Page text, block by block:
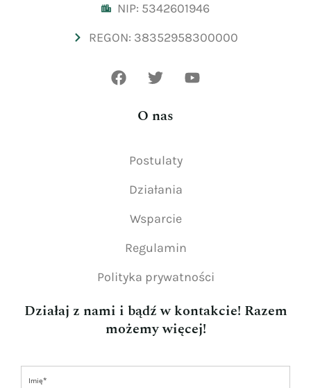
NIP: 5342601946
REGON: 38352958300000
O nas
Postulaty
Działania
Wsparcie
Regulamin
Polityka prywatności
Działaj z nami i bądź w kontakcie! Razem
możemy więcej!